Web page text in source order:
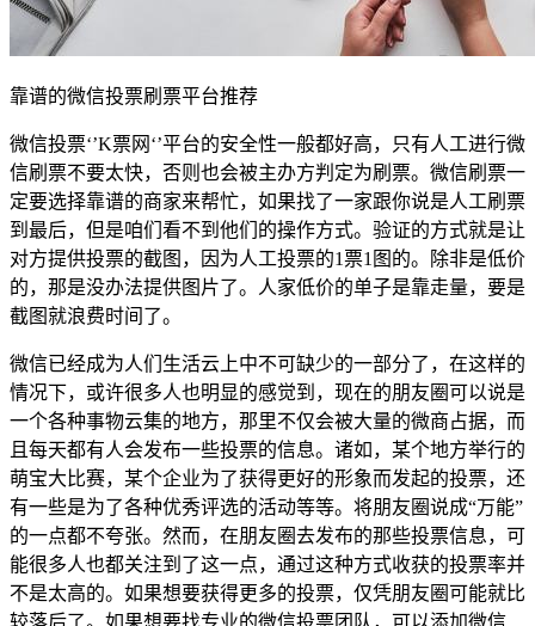
靠谱的微信投票刷票平台推荐
微信投票‘’K票网‘’平台的安全性一般都好高，只有人工进行微
信刷票不要太快，否则也会被主办方判定为刷票。微信刷票一
定要选择靠谱的商家来帮忙，如果找了一家跟你说是人工刷票
到最后，但是咱们看不到他们的操作方式。验证的方式就是让
对方提供投票的截图，因为人工投票的1票1图的。除非是低价
的，那是没办法提供图片了。人家低价的单子是靠走量，要是
截图就浪费时间了。
微信已经成为人们生活云上中不可缺少的一部分了，在这样的
情况下，或许很多人也明显的感觉到，现在的朋友圈可以说是
一个各种事物云集的地方，那里不仅会被大量的微商占据，而
且每天都有人会发布一些投票的信息。诸如，某个地方举行的
萌宝大比赛，某个企业为了获得更好的形象而发起的投票，还
有一些是为了各种优秀评选的活动等等。将朋友圈说成“万能”
的一点都不夸张。然而，在朋友圈去发布的那些投票信息，可
能很多人也都关注到了这一点，通过这种方式收获的投票率并
不是太高的。如果想要获得更多的投票，仅凭朋友圈可能就比
较落后了。如果想要找专业的微信投票团队，可以添加微信